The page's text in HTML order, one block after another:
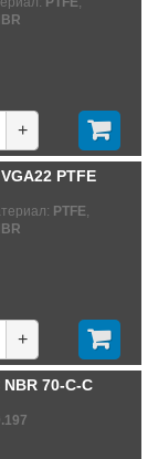
+
PTFE
PTFE
+
70-C-C